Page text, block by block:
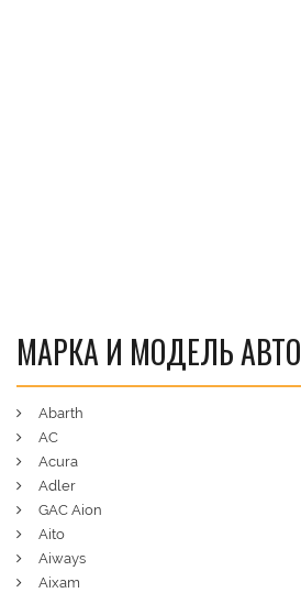
МАРКА И МОДЕЛЬ АВТО
Abarth
AC
Acura
Adler
GAC Aion
Aito
Aiways
Aixam